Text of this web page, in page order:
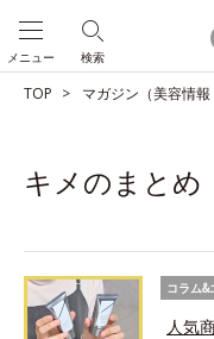
検索
メニュー
TOP マガジン（美容情報
キメのまとめ
コラム&
人気